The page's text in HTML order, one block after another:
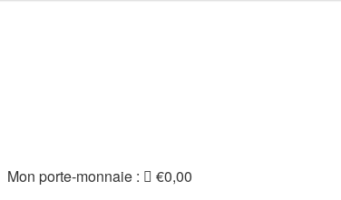
Mon porte-monnaie : €0,00